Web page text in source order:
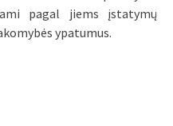
pagal jiems įstatymų
ypatumus.